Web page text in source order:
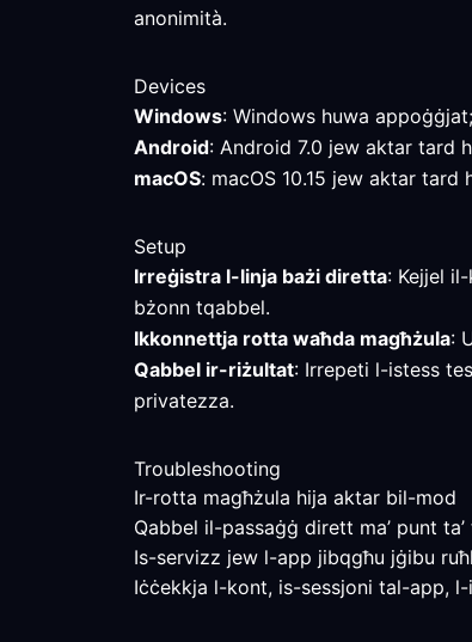
anonimità.
Devices
Windows: Windows huwa
Android: Android 7.0 jew aktar tard
macOS: macOS 10.15 jew aktar
Setup
Irreġistra l-linja bażi diretta: Kejjel
bżonn tqabbel.
Ikkonnettja rotta waħda magħżula:
Qabbel ir-riżultat: Irrepeti l-istess
privatezza.
Troubleshooting
Ir-rotta magħżula hija aktar bil-mod
Qabbel il-passaġġ dirett ma’ punt
Is-servizz jew l-app jibqgħu jġibu
Iċċekkja l-kont, is-sessjoni tal-app,